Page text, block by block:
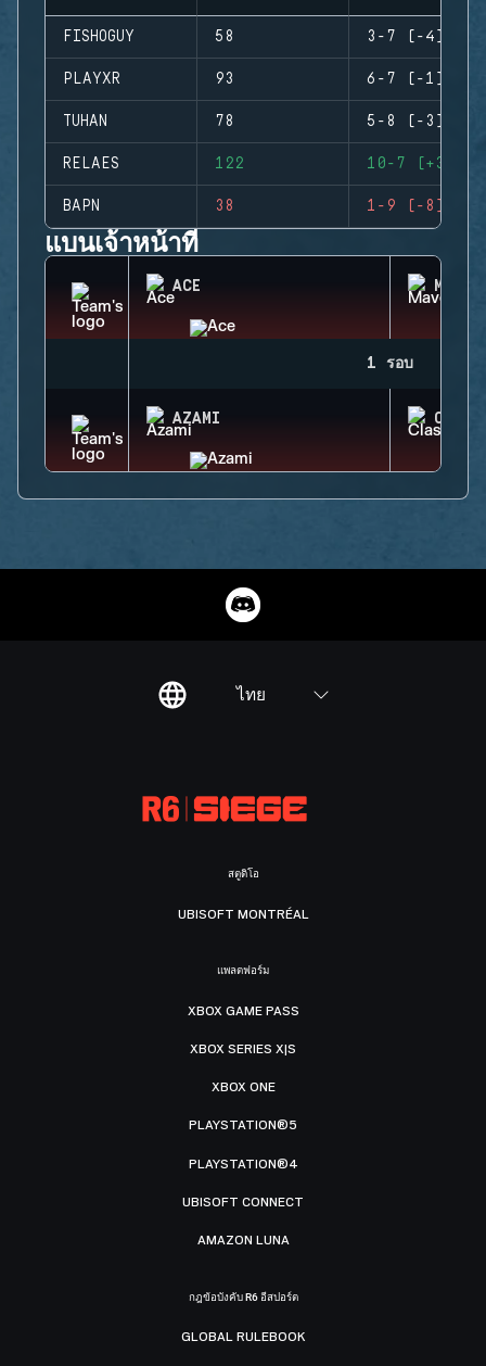
FISHOGUY 58 3-7 (-4)
PLAYXR 93 6-7 (-1)
TUHAN 78 5-8 (-3)
RELAES 122 10-7 (+3)
BAPN 38 1-9 (-8)
แบนเจ้าหน้าที่
ACE
1 รอบ
AZAMI CLASH
ไทย
สตูดิโอ
UBISOFT MONTRÉAL
แพลตฟอร์ม
XBOX GAME PASS
XBOX SERIES X|S
XBOX ONE
PLAYSTATION®5
PLAYSTATION®4
UBISOFT CONNECT
AMAZON LUNA
กฎข้อบังคับ R6 อีสปอร์ต
GLOBAL RULEBOOK